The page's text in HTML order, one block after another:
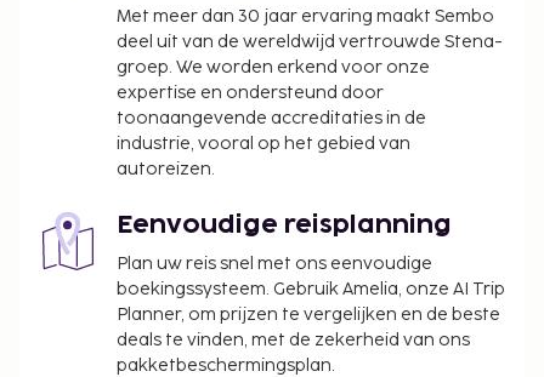
Met meer dan 30 jaar ervaring maakt Sembo
deel uit van de wereldwijd vertrouwde Stena-
groep. We worden erkend voor onze
expertise en ondersteund door
toonaangevende accreditaties in de
industrie, vooral op het gebied van
autoreizen.
Eenvoudige reisplanning
Plan uw reis snel met ons eenvoudige
boekingssysteem. Gebruik Amelia, onze AI Trip
Planner, om prijzen te vergelijken en de beste
deals te vinden, met de zekerheid van ons
pakketbeschermingsplan.